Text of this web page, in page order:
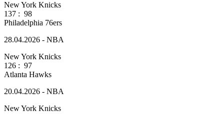
New York Knicks
137 : 98
Philadelphia 76ers
28.04.2026 - NBA
New York Knicks
126 : 97
Atlanta Hawks
20.04.2026 - NBA
New York Knicks